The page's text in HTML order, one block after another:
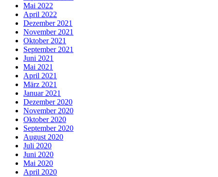
Mai 2022
April 2022
Dezember 2021
November 2021
Oktober 2021
September 2021
Juni 2021
Mai 2021
April 2021
März 2021
Januar 2021
Dezember 2020
November 2020
Oktober 2020
September 2020
August 2020
Juli 2020
Juni 2020
Mai 2020
April 2020